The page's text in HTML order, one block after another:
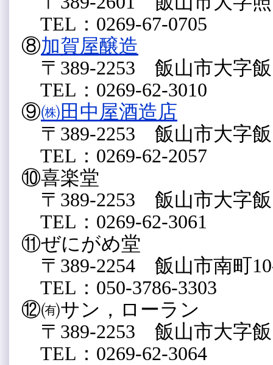
TEL：0269-67-0705
⑧加賀屋醸造
〒389-2253 飯山市大字飯
TEL：0269-62-3010
⑨㈱田中屋酒造店
〒389-2253 飯山市大字飯
TEL：0269-62-2057
⑩喜楽堂
〒389-2253 飯山市大字飯
TEL：0269-62-3061
⑪ぜにがめ堂
〒389-2254 飯山市南町
TEL：050-3786-3303
⑫㈲サン，ローラン
〒389-2253 飯山市大字飯
TEL：0269-62-3064